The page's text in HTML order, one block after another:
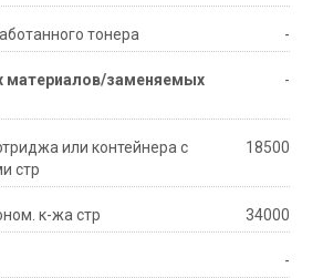
тонера -
материалов/заменяемых
-
или контейнера с
стр
18500
к-жа стр 34000
-